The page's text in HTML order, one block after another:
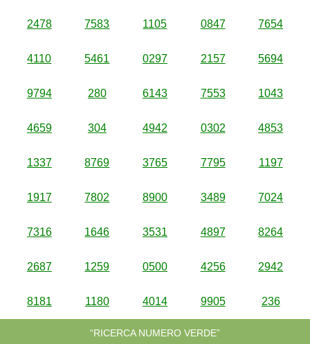
2478 7583 1105 0847 7654
4110 5461 0297 2157 5694
9794 280 6143 7553 1043
4659 304 4942 0302 4853
1337 8769 3765 7795 1197
1917 7802 8900 3489 7024
7316 1646 3531 4897 8264
2687 1259 0500 4256 2942
8181 1180 4014 9905 236
“RICERCA NUMERO VERDE”